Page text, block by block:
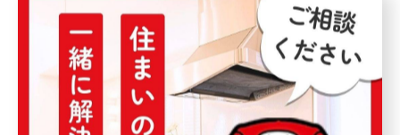
お風呂
トイレ
塗装
外構